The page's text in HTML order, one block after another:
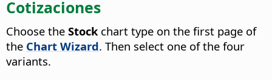
Cotizaciones
Choose the Stockchart type on the first page of
the Chart Wizard. Then select one of the four
variants.